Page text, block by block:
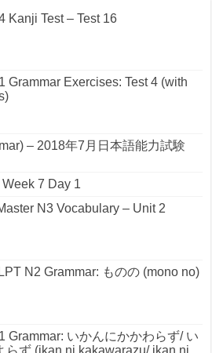
Kanji Test – Test 16
Grammar Exercises: Test 4 (with
– 2018年7月日本語能力試験
7 Day 1
N3 Vocabulary – Unit 2
N2 Grammar: ものの (mono no)
Grammar: いかんにかかわらず/ い
らず (ikan ni kakawarazu/ ikan ni